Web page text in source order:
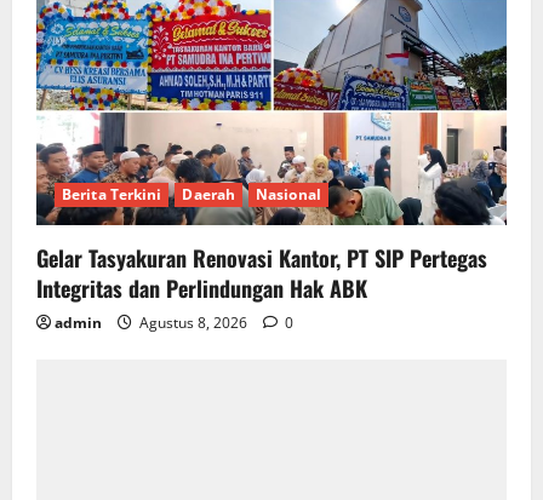
Berita Terkini Daerah Nasional
Gelar Tasyakuran Renovasi Kantor, PT SIP Pertegas
Integritas dan Perlindungan Hak ABK
admin Agustus 8, 2026 0